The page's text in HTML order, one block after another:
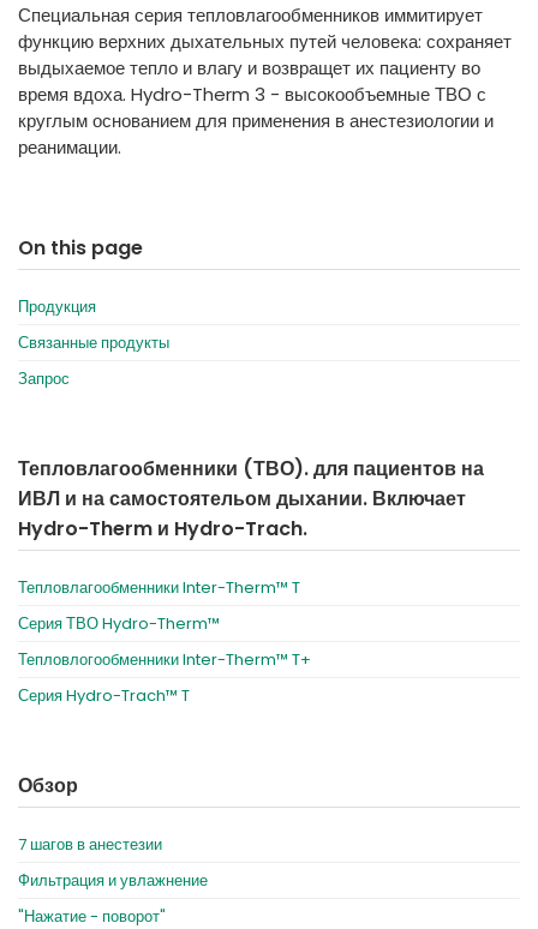
France
International English
Специальная серия тепловлагообменников иммитирует
функцию верхних дыхательных путей человека: сохраняет
выдыхаемое тепло и влагу и возвращет их пациенту во
время вдоха. Hydro-Therm 3 - высокообъемные ТВО с
круглым основанием для применения в анестезиологии и
реанимации.
On this page
Продукция
Связанные продукты
Запрос
Тепловлагообменники (ТВО). для пациентов на
ИВЛ и на самостоятельом дыхании. Включает
Hydro-Therm и Hydro-Trach.
Тепловлагообменники Inter-Therm™ T
Серия ТВО Hydro-Therm™
Тепловлогообменники Inter-Therm™ T+
Серия Hydro-Trach™ T
Обзор
7 шагов в анестезии
Фильтрация и увлажнение
"Нажатие - поворот"